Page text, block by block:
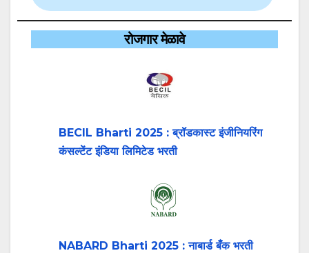
रोजगार मेळावे
BECIL Bharti 2025 : ब्रॉडकास्ट इंजीनियरिंग
कंसल्टेंट इंडिया लिमिटेड भरती
NABARD Bharti 2025 : नाबार्ड बँक भरती